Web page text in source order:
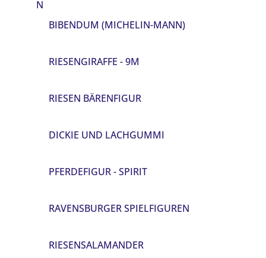
N
BIBENDUM (MICHELIN-MANN)
RIESENGIRAFFE - 9M
RIESEN BÄRENFIGUR
DICKIE UND LACHGUMMI
PFERDEFIGUR - SPIRIT
RAVENSBURGER SPIELFIGUREN
RIESENSALAMANDER